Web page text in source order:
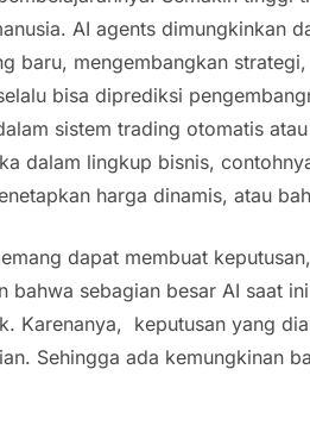
AI agents dimungkinkan
baru, mengembangkan
bisa diprediksi
sistemtrading otomatis atau
dalam lingkup bisnis,
harga dinamis, atau
dapat membuat
bahwa sebagian besar AI saat
Karenanya, keputusan yang
Sehingga ada kemungkinan